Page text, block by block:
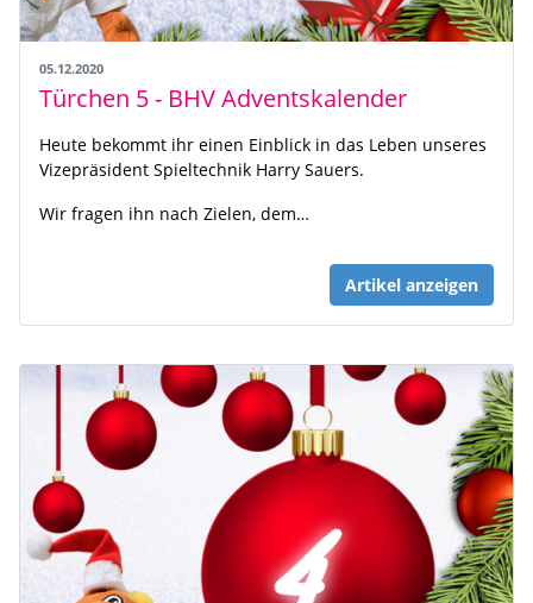
05.12.2020
Türchen 5 - BHV Adventskalender
Heute bekommt ihr einen Einblick in das Leben unseres
Vizepräsident Spieltechnik Harry Sauers.
Wir fragen ihn nach Zielen, dem…
Artikel anzeigen